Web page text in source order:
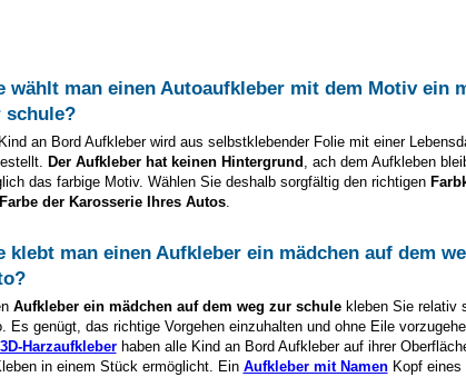
wählt man einen Autoaufkleber mit dem Motiv ein
schule?
an Bord Aufkleber wird aus selbstklebender Folie mit einer
Der Aufkleber hat keinen Hintergrund , ach dem Aufkleben
das farbige Motiv. Wählen Sie deshalb sorgfältig den richtigen
der Karosserie Ihres Autos.
klebt man einen Aufkleber ein mädchen auf dem
Aufkleber ein mädchen auf dem weg zur schulekleben Sie relativ
Es genügt, das richtige Vorgehen einzuhalten und ohne Eile
3D-Harzaufkleberhaben alle Kind an Bord Aufkleber auf ihrer
in einem Stück ermöglicht. Ein Aufkleber mit NamenKopf eines